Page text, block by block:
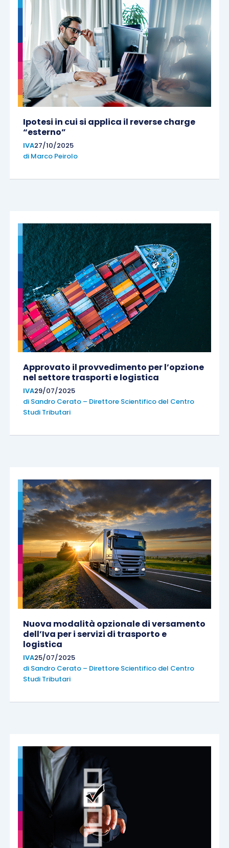
Ipotesi in cui si applica il reverse charge
“esterno”
IVA27/10/2025
di Marco Peirolo
Approvato il provvedimento per l’opzione
nel settore trasporti e logistica
IVA29/07/2025
di Sandro Cerato – Direttore Scientifico del Centro
Studi Tributari
Nuova modalità opzionale di versamento
dell’Iva per i servizi di trasporto e
logistica
IVA25/07/2025
di Sandro Cerato – Direttore Scientifico del Centro
Studi Tributari